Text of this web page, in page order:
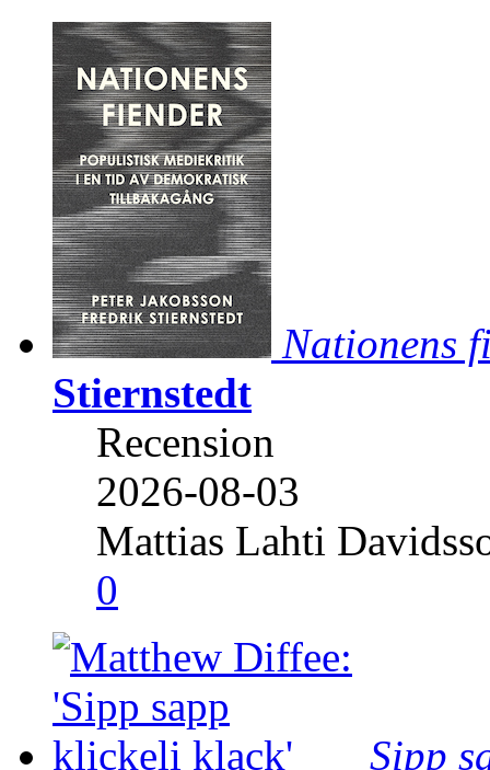
Nationens
Stiernstedt
Recension
2026-08-03
Mattias Lahti
0
Sipp